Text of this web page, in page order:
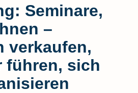
Seminare,
–
verkaufen,
führen, sich